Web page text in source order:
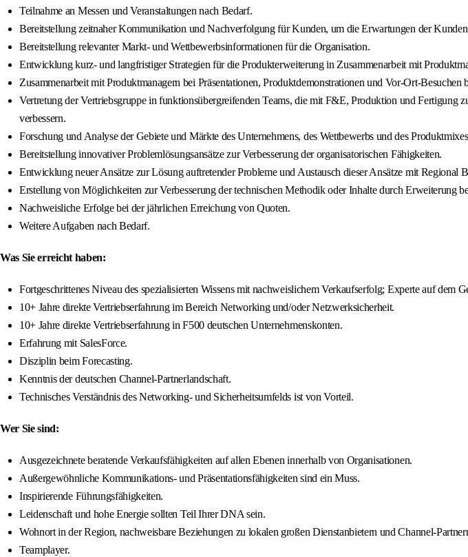
Teilnahme an Messen und Veranstaltungen nach Bedarf.
Bereitstellung zeitnaher Kommunikation und Nachverfolgung für Kunden, um die Erwartungen der
Bereitstellung relevanter Markt- und Wettbewerbsinformationen für die Organisation.
Entwicklung kurz- und langfristiger Strategien für die Produkterweiterung in Zusammenarbeit mit
Zusammenarbeit mit Produktmanagern bei Präsentationen, Produktdemonstrationen und Vor-Ort-Besuchen
Vertretung der Vertriebsgruppe in funktionsübergreifenden Teams, die mit F&E, Produktion und Fertigung
verbessern.
Forschung und Analyse der Gebiete und Märkte des Unternehmens, des Wettbewerbs und des
Bereitstellung innovativer Problemlösungsansätze zur Verbesserung der organisatorischen Fähigkeiten.
Entwicklung neuer Ansätze zur Lösung auftretender Probleme und Austausch dieser Ansätze mit Regional
Erstellung von Möglichkeiten zur Verbesserung der technischen Methodik oder Inhalte durch Erweiterung
Nachweisliche Erfolge bei der jährlichen Erreichung von Quoten.
Weitere Aufgaben nach Bedarf.
Was Sie erreicht haben:
Fortgeschrittenes Niveau des spezialisierten Wissens mit nachweislichem Verkaufserfolg; Experte auf dem
10+ Jahre direkte Vertriebserfahrung im Bereich Networking und/oder Netzwerksicherheit.
10+ Jahre direkte Vertriebserfahrung in F500 deutschen Unternehmenskonten.
Erfahrung mit SalesForce.
Disziplin beim Forecasting.
Kenntnis der deutschen Channel-Partnerlandschaft.
Technisches Verständnis des Networking- und Sicherheitsumfelds ist von Vorteil.
Wer Sie sind:
Ausgezeichnete beratende Verkaufsfähigkeiten auf allen Ebenen innerhalb von Organisationen.
Außergewöhnliche Kommunikations- und Präsentationsfähigkeiten sind ein Muss.
Inspirierende Führungsfähigkeiten.
Leidenschaft und hohe Energie sollten Teil Ihrer DNA sein.
Wohnort in der Region, nachweisbare Beziehungen zu lokalen großen Dienstanbietern und Channel-
Teamplayer.